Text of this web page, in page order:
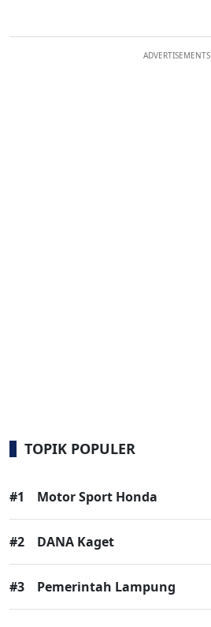
ADVERTISEMENTS
TOPIK POPULER
#1 Motor Sport Honda
#2 DANA Kaget
#3 Pemerintah Lampung